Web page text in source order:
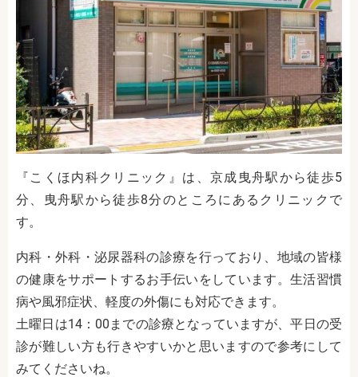
『こくほ内科クリニック』は、京成曳舟駅から徒歩5
分、曳舟駅から徒歩8分のところにあるクリニックで
す。
内科・外科・泌尿器科の診療を行っており、地域の皆様
の健康をサポートするお手伝いをしています。生活習慣
病や風邪症状、軽度の外傷にも対応できます。
土曜日は14：00までの診療となっていますが、平日の受
診が難しい方も行きやすいかと思いますので参考にして
みてくださいね。